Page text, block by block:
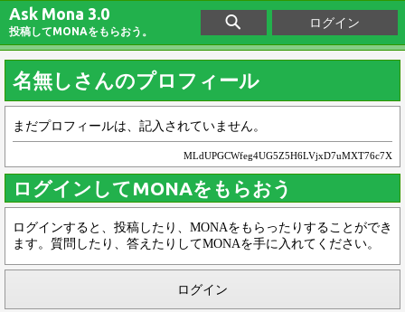
Ask Mona 3.0
投稿してMONAをもらおう。
ログイン
名無しさんのプロフィール
まだプロフィールは、記入されていません。
MLdUPGCWfeg4UG5Z5H6LVjxD7uMXT76c7X
ログインしてMONAをもらおう
ログインすると、投稿したり、MONAをもらったりすることができ
ます。質問したり、答えたりしてMONAを手に入れてください。
ログイン